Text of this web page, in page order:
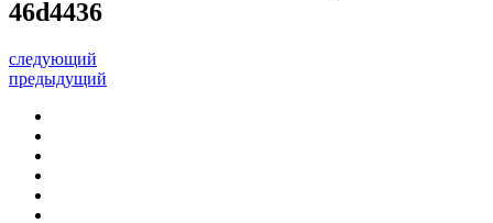
46d4436
следующий
предыдущий